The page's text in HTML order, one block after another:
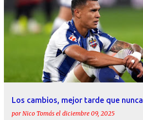
Los cambios, mejor tarde que nunca
por Nico Tomás el diciembre 09, 2025